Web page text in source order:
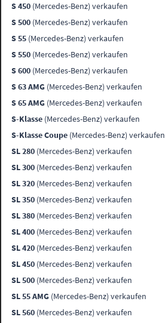
S 450 (Mercedes-Benz) verkaufen
S 500 (Mercedes-Benz) verkaufen
S 55 (Mercedes-Benz) verkaufen
S 550 (Mercedes-Benz) verkaufen
S 600 (Mercedes-Benz) verkaufen
S 63 AMG (Mercedes-Benz) verkaufen
S 65 AMG (Mercedes-Benz) verkaufen
S-Klasse (Mercedes-Benz) verkaufen
S-Klasse Coupe (Mercedes-Benz) verkaufen
SL 280 (Mercedes-Benz) verkaufen
SL 300 (Mercedes-Benz) verkaufen
SL 320 (Mercedes-Benz) verkaufen
SL 350 (Mercedes-Benz) verkaufen
SL 380 (Mercedes-Benz) verkaufen
SL 400 (Mercedes-Benz) verkaufen
SL 420 (Mercedes-Benz) verkaufen
SL 450 (Mercedes-Benz) verkaufen
SL 500 (Mercedes-Benz) verkaufen
SL 55 AMG (Mercedes-Benz) verkaufen
SL 560 (Mercedes-Benz) verkaufen